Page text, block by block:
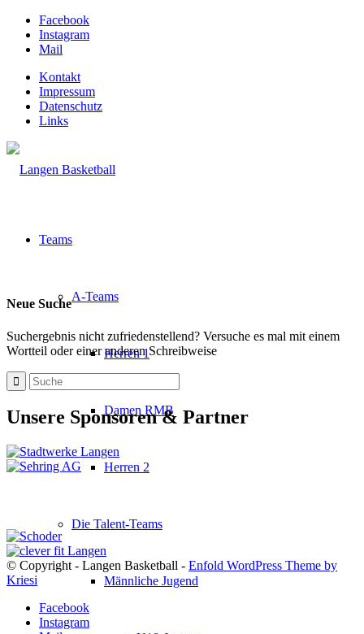
Facebook
Instagram
Mail
Kontakt
Impressum
Datenschutz
Links
Teams
A-Teams
Herren 1
Damen RMB
Herren 2
Die Talent-Teams
Männliche Jugend
Neue Suche
Suchergebnis nicht zufriedenstellend? Versuche es mal mit einem
Wortteil oder einer anderen Schreibweise
Unsere Sponsoren & Partner
© Copyright - Langen Basketball - Enfold WordPress Theme by
Kriesi
Facebook
Instagram